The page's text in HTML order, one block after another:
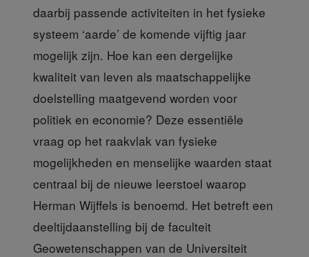
daarbij passende activiteiten in het fysieke
systeem ‘aarde’ de komende vijftig jaar
mogelijk zijn. Hoe kan een dergelijke
kwaliteit van leven als maatschappelijke
doelstelling maatgevend worden voor
politiek en economie? Deze essentiële
vraag op het raakvlak van fysieke
mogelijkheden en menselijke waarden staat
centraal bij de nieuwe leerstoel waarop
Herman Wijffels is benoemd. Het betreft een
deeltijdaanstelling bij de faculteit
Geowetenschappen van de Universiteit